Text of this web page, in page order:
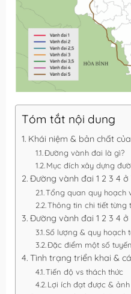
Tóm tắt nội dung
Khái niệm & bản chất
Đường vành đai là gì?
Mục đích xây dựng
Đường vành đai 1 2 3 4 ở
Tổng quan quy hoạch
Thông tin chi tiết từng
Đường vành đai 1 2 3 4 ở
Số lượng & quy hoạch
Đặc điểm một số
Tình trạng triển khai &
Tiến độ vs thách thức
Lợi ích đạt được &